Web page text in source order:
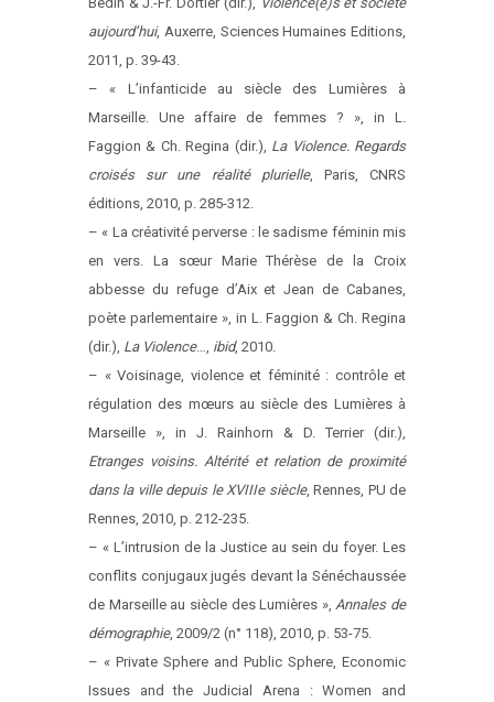
aujourd’hui, Auxerre, Sciences Humaines Editions,
2011, p. 39-43.
– « L’infanticide au siècle des Lumières à
Marseille. Une affaire de femmes ? », in L.
Faggion & Ch. Regina (dir.), La Violence. Regards
croisés sur une réalité plurielle, Paris, CNRS
éditions, 2010, p. 285-312.
– « La créativité perverse : le sadisme féminin mis
en vers. La sœur Marie Thérèse de la Croix
abbesse du refuge d’Aix et Jean de Cabanes,
poète parlementaire », in L. Faggion & Ch. Regina
(dir.), La Violence…, ibid, 2010.
– « Voisinage, violence et féminité : contrôle et
régulation des mœurs au siècle des Lumières à
Marseille », in J. Rainhorn & D. Terrier (dir.),
Etranges voisins. Altérité et relation de proximité
dans la ville depuis le XVIIIe siècle, Rennes, PU de
Rennes, 2010, p. 212-235.
– « L’intrusion de la Justice au sein du foyer. Les
conflits conjugaux jugés devant la Sénéchaussée
de Marseille au siècle des Lumières »,Annales de
démographie, 2009/2 (n° 118), 2010, p. 53-75.
– « Private Sphere and Public Sphere, Economic
Issues and the Judicial Arena : Women and